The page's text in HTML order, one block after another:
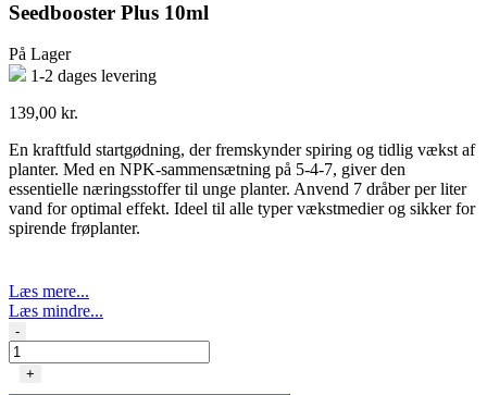
Seedbooster Plus 10ml
På Lager
1-2 dages levering
139,00 kr.
En kraftfuld startgødning, der fremskynder spiring og tidlig vækst af
planter. Med en NPK-sammensætning på 5-4-7, giver den
essentielle næringsstoffer til unge planter. Anvend 7 dråber per liter
vand for optimal effekt. Ideel til alle typer vækstmedier og sikker for
spirende frøplanter.
Læs mere...
Læs mindre...
Seedbooster
Plus
10ml
-
+